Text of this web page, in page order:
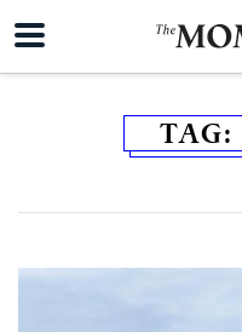
TAG: